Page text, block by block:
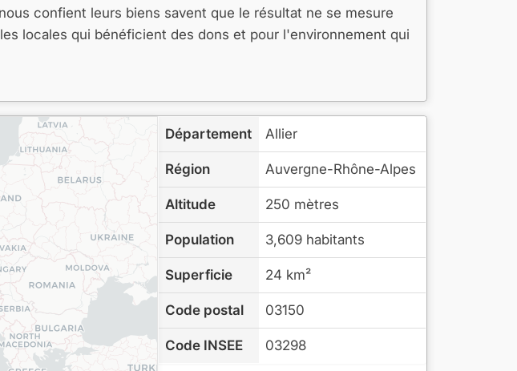
confient leurs biens savent que le résultat ne se mesure
locales qui bénéficient des dons et pour l'environnement qui
Département Allier
Région Auvergne-Rhône-Alpes
Altitude 250 mètres
Population 3,609 habitants
Superficie 24 km²
Code postal 03150
Code INSEE 03298